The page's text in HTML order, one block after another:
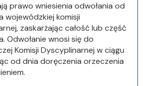
prawo wniesienia odwołania od
wojewódzkiej komisji
zaskarżając całość lub część
Odwołanie wnosi się do
Komisji Dyscyplinarnej w ciągu
od dnia doręczenia orzeczenia